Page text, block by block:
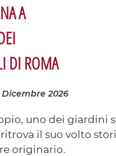
A
DI ROMA
Dicembre 2026
uno dei giardini
il suo volto
originario.